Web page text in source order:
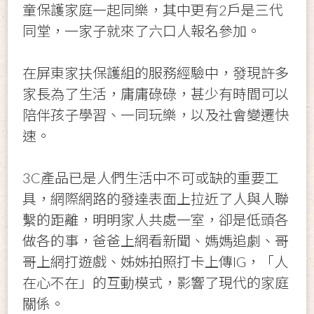
童保護家庭一起同樂，其中更有2戶是三代
同堂，一家子就來了六口人報名參加。
在屏東家扶保護組的服務經驗中，發現許多
家長為了生活，庸庸碌碌，甚少有時間可以
陪伴孩子學習、一同玩樂，以及社會變遷快
速。
3C產品已是人們生活中不可或缺的重要工
具，網際網路的發達表面上拉近了人與人聯
繫的距離，明明家人共處一室，卻是低頭各
做各的事，爸爸上網看新聞、媽媽追劇、哥
哥上網打遊戲、姊姊拍照打卡上傳IG，「人
在心不在」的互動模式，影響了現代的家庭
關係。